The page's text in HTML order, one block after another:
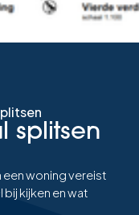
splitsen
woning vereist
kijken en wat